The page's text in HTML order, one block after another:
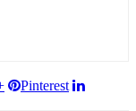
Pinterest